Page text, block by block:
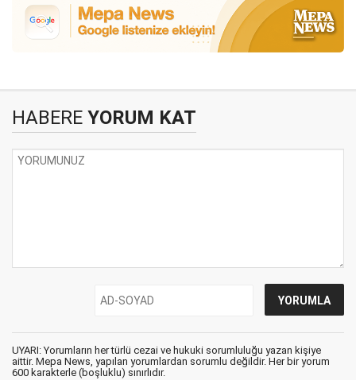
HABERE YORUM KAT
UYARI: Yorumların her türlü cezai ve hukuki sorumluluğu yazan kişiye
aittir. Mepa News, yapılan yorumlardan sorumlu değildir. Her bir yorum
600 karakterle (boşluklu) sınırlıdır.